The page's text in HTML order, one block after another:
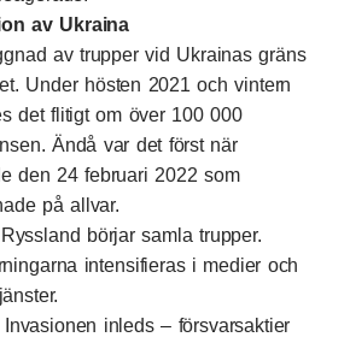
av Ukraina
av trupper vid Ukrainas gräns
Under hösten 2021 och vintern
det flitigt om över 100 000
Ändå var det först när
den 24 februari 2022 som
på allvar.
Ryssland börjar samla trupper.
intensifieras i medier och
Invasionen inleds – försvarsaktier